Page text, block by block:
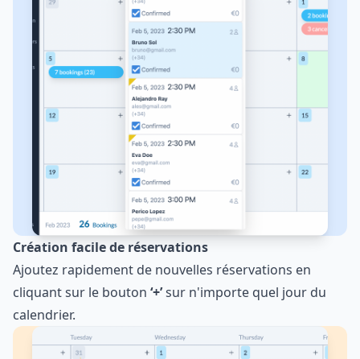
Création facile de réservations
Ajoutez rapidement de nouvelles réservations en
cliquant sur le bouton ‘+’sur n'importe quel jour du
calendrier.